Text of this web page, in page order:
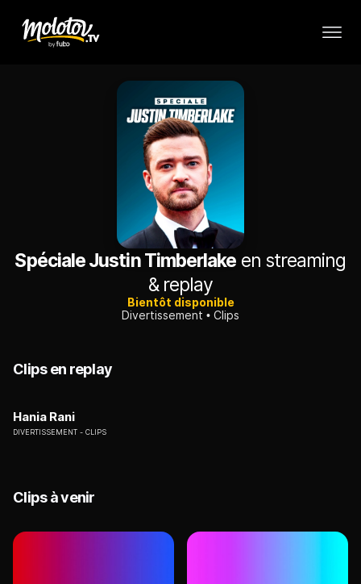
Spéciale Justin Timberlake en streaming
& replay
Bientôt disponible
Divertissement
Clips
Clips en replay
Hania Rani
DIVERTISSEMENT CLIPS
Clips à venir